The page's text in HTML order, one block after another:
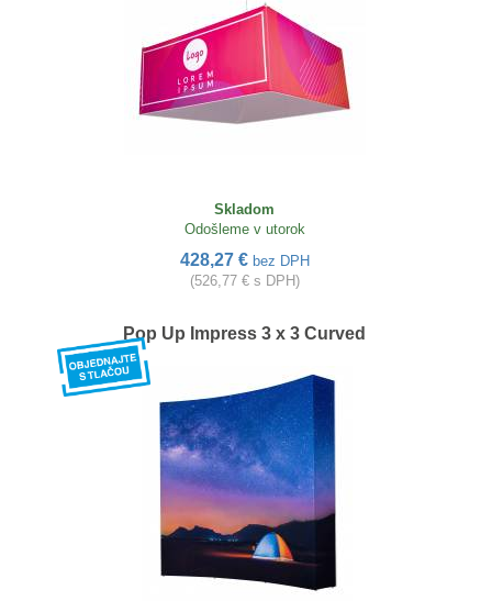
Skladom
Odošleme v utorok
428,27 € bez DPH
(526,77 € s DPH)
Pop Up Impress 3 x 3 Curved